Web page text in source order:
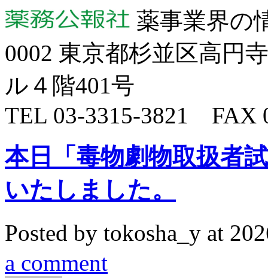
薬事業界の
0002 東京都杉並区高円
ル４階401号
TEL 03-3315-3821 FAX
本日「毒物劇物取扱者
いたしました。
Posted by tokosha_y at
a comment